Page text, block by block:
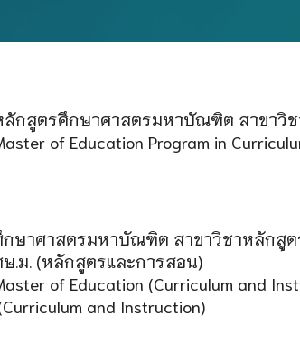
ลักสูตรศึกษาศาสตรมหาบัณฑิต สาขาวิ
of Education Program in
กษาศาสตรมหาบัณฑิต สาขาวิชาหลักสูต
ษ.ม. (หลักสูตรและการสอน)
of Education (Curriculum and
(Curriculum and Instruction)